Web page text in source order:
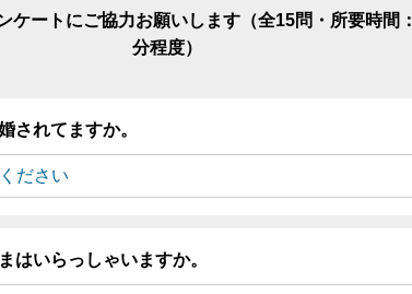
ケートにご協力お願いします（全15問・所要時間
分程度）
されてますか。
はいらっしゃいますか。